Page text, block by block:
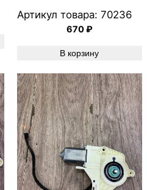
Артикул товара: 70236
670₽
В корзину